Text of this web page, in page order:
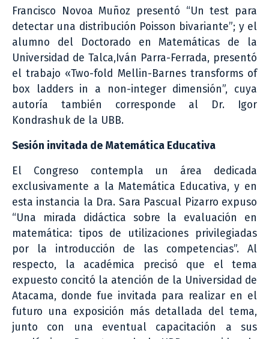
Francisco Novoa Muñoz presentó “Un test para
detectar una distribución Poisson bivariante”; y el
alumno del Doctorado en Matemáticas de la
Universidad de Talca,Iván Parra-Ferrada, presentó
el trabajo «Two-fold Mellin-Barnes transforms of
box ladders in a non-integer dimensión”, cuya
autoría también corresponde al Dr. Igor
Kondrashuk de la UBB.
Sesión invitada de Matemática Educativa
El Congreso contempla un área dedicada
exclusivamente a la Matemática Educativa, y en
esta instancia la Dra. Sara Pascual Pizarro expuso
“Una mirada didáctica sobre la evaluación en
matemática: tipos de utilizaciones privilegiadas
por la introducción de las competencias”. Al
respecto, la académica precisó que el tema
expuesto concitó la atención de la Universidad de
Atacama, donde fue invitada para realizar en el
futuro una exposición más detallada del tema,
junto con una eventual capacitación a sus